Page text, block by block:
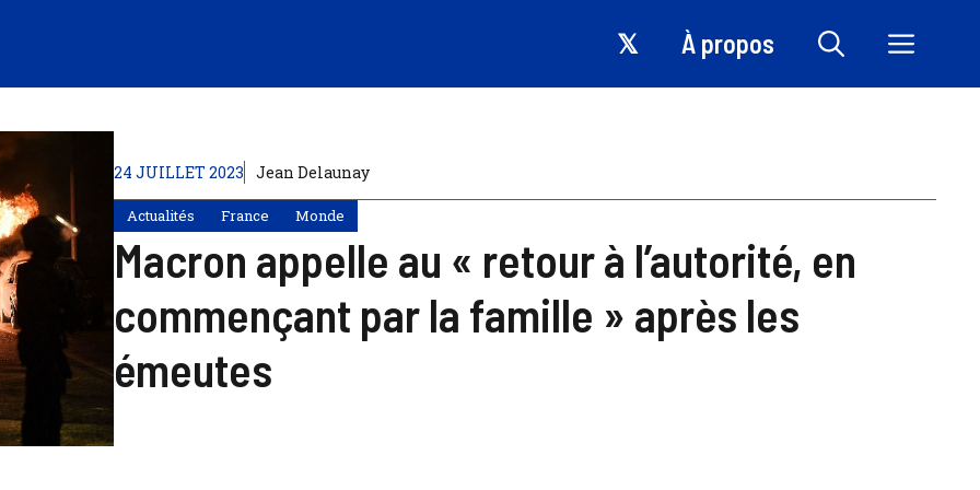
𝕏 À propos
24 JUILLET 2023 Jean Delaunay
Actualités France Monde
Macron appelle au « retour à l’autorité, en
commençant par la famille » après les
émeutes